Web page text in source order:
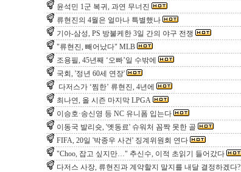
윤석민 1군 복귀, 과연 무너진
류현진의 4월은 얼마나 특별했나
기아-삼성, PS 방불케한 3일 간의 야구 전쟁
"류현진, 빼어났다" MLB
조용필, 45년째 ‘오빠’일 수밖에
국회, '정년 60세 연장'
다저스가 ‘찜한’ 류현진, 4년에
최나연, 올 시즌 마지막 LPGA
이승호·송신영 등 NC 유니폼 입는다
이동국 발리슛, '옛동료' 슈워처 꼼짝 못한 골
FIFA, 20일 '박종우 사건' 징계위원회 연다
"Choo, 잡고 싶지만…" 추신수, 이적 초읽기 들어갔다
다저스 사장, 류현진과 계약할지 말지를 내달 결정하겠다?